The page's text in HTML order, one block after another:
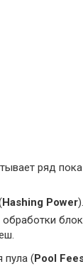
ряд
Hashing Power
обработки
пула (Pool